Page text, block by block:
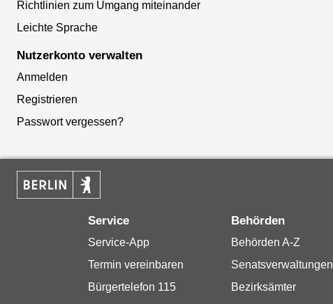
Richtlinien zum Umgang miteinander
Leichte Sprache
Nutzerkonto verwalten
Anmelden
Registrieren
Passwort vergessen?
Service
Service-App
Termin vereinbaren
Bürgertelefon 115
Behörden
Behörden A-Z
Senatsverwaltungen
Bezirksämter